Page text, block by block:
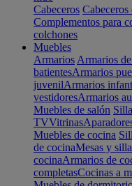
Cabeceros
Complementos para
colchones
Muebles
Armarios Armarios
batientesArmarios
juvenilArmarios
vestidoresArmarios
Muebles de salón
TVVitrinas
Muebles de cocina
de cocinaMesas y
cocinaArmarios de
completasCocinas a